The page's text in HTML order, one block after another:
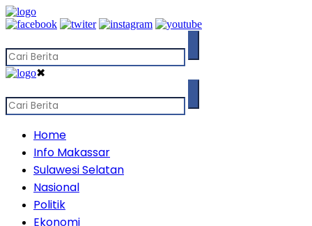
✖
Home
Info Makassar
Sulawesi Selatan
Nasional
Politik
Ekonomi